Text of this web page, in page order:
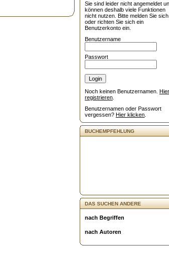
Sie sind leider nicht angemeldet
können deshalb viele Funktionen
nicht nutzen. Bitte melden Sie
oder richten Sie sich ein
Benutzerkonto ein.
Benutzername
Passwort
Noch keinen Benutzernamen. Hier
registrieren
Benutzernamen oder Passwort
vergessen? Hier klicken
BUCHEMPFEHLUNG
DAS SUCHEN ANDERE
nach Begriffen
nach Autoren